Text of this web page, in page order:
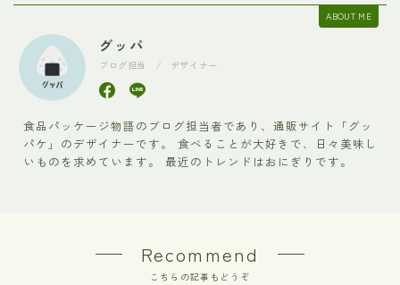
ABOUT ME
グッパ
ブログ担当 / デザイナー
食品パッケージ物語のブログ担当者であり、通販サイト「グッ
パケ」のデザイナーです。 食べることが大好きで、日々美味し
いものを求めています。 最近のトレンドはおにぎりです。
Recommend
こちらの記事もどうぞ